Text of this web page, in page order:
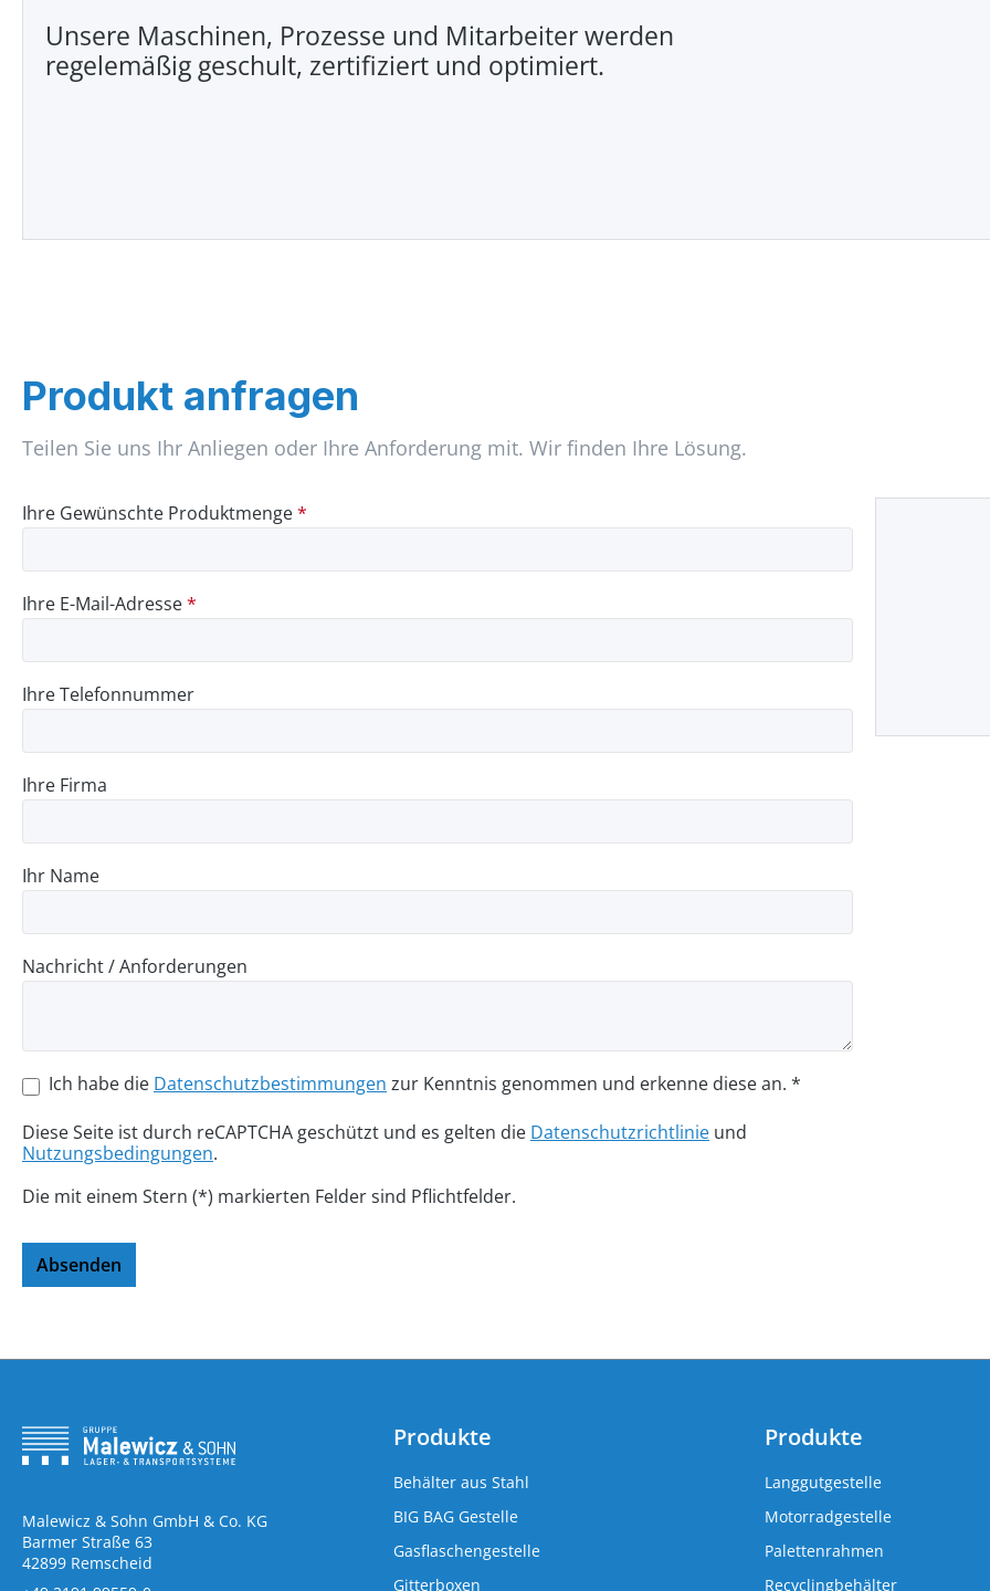
Unsere Maschinen, Prozesse und Mitarbeiter werden
regelemäßig geschult, zertifiziert und optimiert.
Produkt anfragen
Teilen Sie uns Ihr Anliegen oder Ihre Anforderung mit. Wir finden Ihre Lösung.
Ihre Gewünschte Produktmenge*
Ihre E-Mail-Adresse*
Ihre Telefonnummer
Ihre Firma
Ihr Name
Nachricht / Anforderungen
Ich habe die Datenschutzbestimmungen zur Kenntnis genommen und erkenne diese an. *
Diese Seite ist durch reCAPTCHA geschützt und es gelten die Datenschutzrichtlinie und
Nutzungsbedingungen.
Die mit einem Stern (*) markierten Felder sind Pflichtfelder.
Absenden
Malewicz & Sohn GmbH & Co. KG
Barmer Straße 63
42899 Remscheid
Produkte
Behälter aus Stahl
BIG BAG Gestelle
Gasflaschengestelle
Gitterboxen
Produkte
Langgutgestelle
Motorradgestelle
Palettenrahmen
Recyclingbehälter